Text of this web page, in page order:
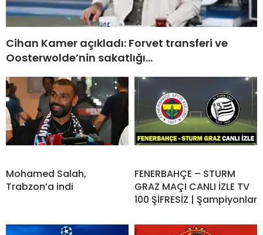
Cihan Kamer açıkladı: Forvet transferi ve
Oosterwolde’nin sakatlığı…
Mohamed Salah,
Trabzon’a indi
FENERBAHÇE – STURM
GRAZ MAÇI CANLI İZLE TV
100 ŞİFRESİZ | Şampiyonlar